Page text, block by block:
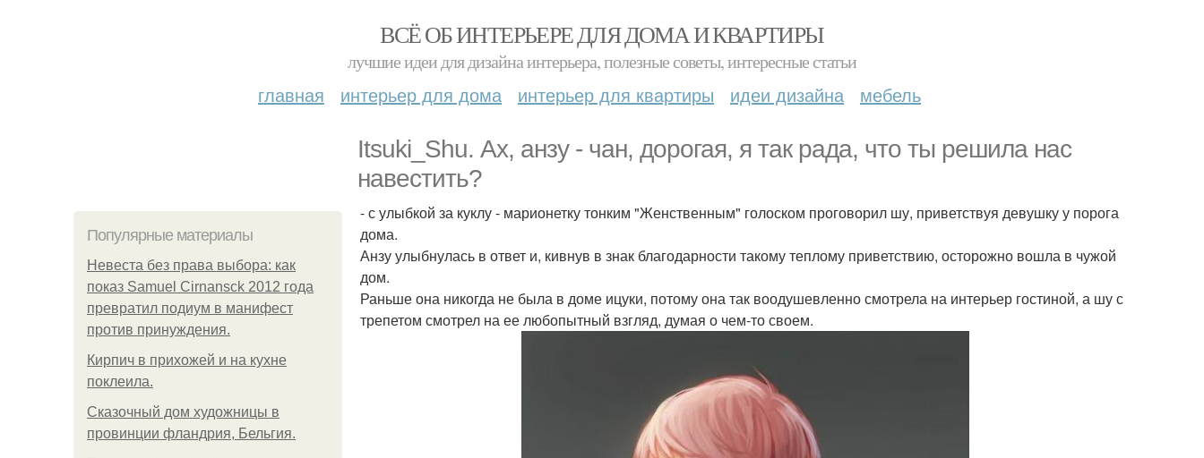
ВСЁ ОБ ИНТЕРЬЕРЕ ДЛЯ ДОМА И КВАРТИРЫ
лучшие идеи для дизайна интерьера, полезные советы, интересные статьи
главная интерьер для дома интерьер для квартиры идеи дизайна мебель
Itsuki_Shu. Ах, анзу - чан, дорогая, я так рада, что ты решила нас
навестить?
Популярные материалы
Невеста без права выбора: как
показ Samuel Cirnansck 2012 года
превратил подиум в манифест
против принуждения.
Кирпич в прихожей и на кухне
поклеила.
Сказочный дом художницы в
провинции фландрия, Бельгия.
- с улыбкой за куклу - марионетку тонким "Женственным" голоском проговорил шу, приветствуя девушку у порога
дома.
Анзу улыбнулась в ответ и, кивнув в знак благодарности такому теплому приветствию, осторожно вошла в чужой
дом.
Раньше она никогда не была в доме ицуки, потому она так воодушевленно смотрела на интерьер гостиной, а шу с
трепетом смотрел на ее любопытный взгляд, думая о чем-то своем.